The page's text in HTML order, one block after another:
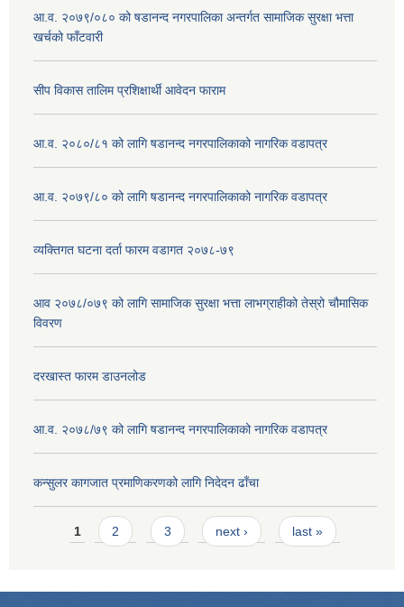
आ.व. २०७९/०८० को षडानन्द नगरपालिका अन्तर्गत सामाजिक सुरक्षा भत्ता
खर्चको फाँटवारी
सीप विकास तालिम प्रशिक्षार्थी आवेदन फाराम
आ.व. २०८०/८१ को लागि षडानन्द नगरपालिकाको नागरिक वडापत्र
आ.व. २०७९/८० को लागि षडानन्द नगरपालिकाको नागरिक वडापत्र
व्यक्तिगत घटना दर्ता फारम वडागत २०७८-७९
आव २०७८/०७९ को लागि सामाजिक सुरक्षा भत्ता लाभग्राहीको तेस्रो चौमासिक
विवरण
दरखास्त फारम डाउनलोड
आ.व. २०७८/७९ को लागि षडानन्द नगरपालिकाको नागरिक वडापत्र
कन्सुलर कागजात प्रमाणिकरणको लागि निदेदन ढाँचा
Pages
1 2 3 next › last »